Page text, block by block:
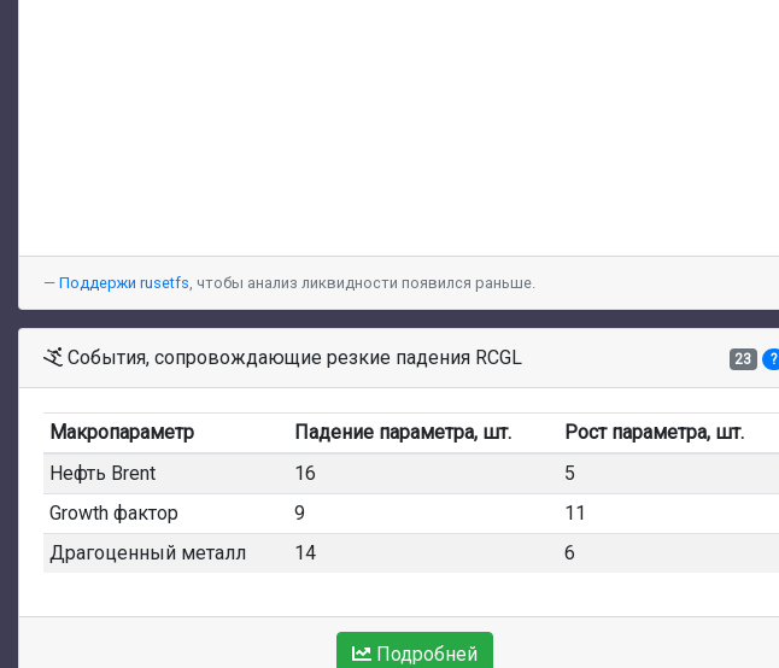
Поддержи rusetfs, чтобы анализ ликвидности появился раньше.
События, сопровождающие резкие падения RCGL 23 ?
Макропараметр Падение параметра, шт.
Рост параметра, шт.
Нефть Brent
16
5
Growth фактор
9
11
Драгоценный металл
14 6
Подробней